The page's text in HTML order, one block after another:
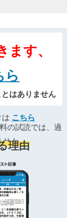
す、
ら
はありません
こちら
の試読では、過
せん
理由